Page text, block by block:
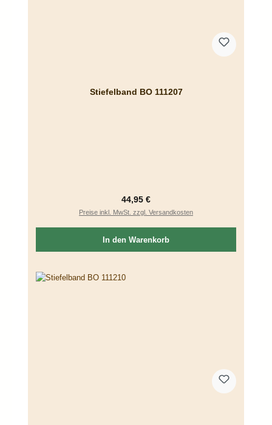
Stiefelband BO 111207
Regulärer Preis:
44,95 €
Preise inkl. MwSt. zzgl. Versandkosten
In den Warenkorb